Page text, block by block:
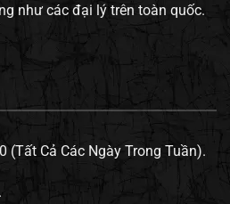
như các đại lý trên toàn quốc.
(Tất Cả Các Ngày Trong Tuần).